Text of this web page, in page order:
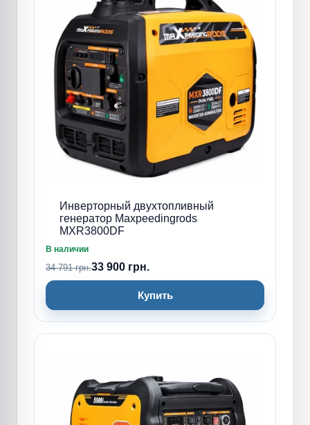
Инверторный двухтопливный
генератор Maxpeedingrods
MXR3800DF
В наличии
34 791 грн.33 900 грн.
Купить